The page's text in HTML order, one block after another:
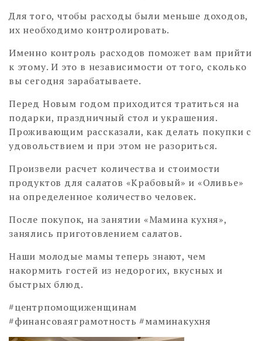
Для того, чтобы расходы были меньше доходов,
их необходимо контролировать.
Именно контроль расходов поможет вам прийти
к этому. И это в независимости от того, сколько
вы сегодня зарабатываете.
Перед Новым годом приходится тратиться на
подарки, праздничный стол и украшения.
Проживающим рассказали, как делать покупки с
удовольствием и при этом не разориться.
Произвели расчет количества и стоимости
продуктов для салатов «Крабовый» и «Оливье»
на определенное количество человек.
После покупок, на занятии «Мамина кухня»,
занялись приготовлением салатов.
Наши молодые мамы теперь знают, чем
накормить гостей из недорогих, вкусных и
быстрых блюд.
#центрпомощиженщинам
#финансоваяграмотность #маминакухня